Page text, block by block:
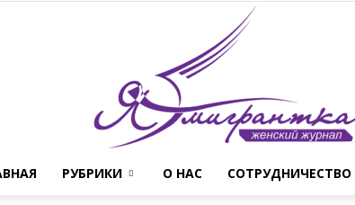
РУБРИКИ О НАС СОТРУДНИЧЕСТВО